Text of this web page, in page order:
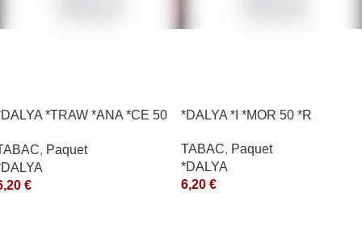
*TRAW *ANA *CE 50
, Paquet
€
*DALYA *I *MOR 50 *R
TABAC, Paquet
*DALYA
6,20 €